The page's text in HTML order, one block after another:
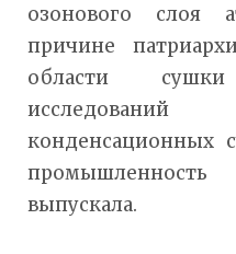
озонового слоя
причине
области
конденсационных
выпускала.